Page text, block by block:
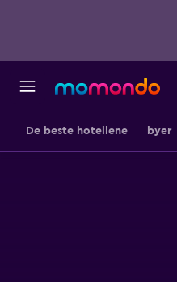
De beste hotellene byer